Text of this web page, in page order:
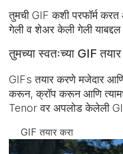
तुमची GIF कशी परफॉर्म
गेली व शेअर केली गेली याबद्दल
तुमच्या स्वतःच्या GIF
GIFs तयार करणे मजेदार
करून, क्रॉप करून आणि
Tenor वर अपलोड केलेली
GIF तयार करा